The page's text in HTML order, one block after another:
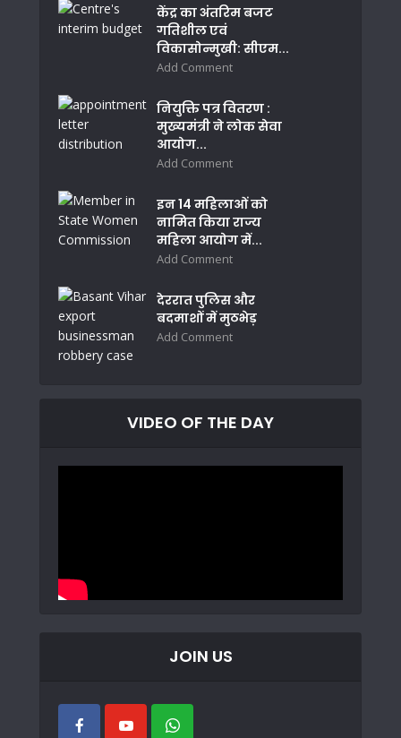
केंद्र का अंतरिम बजट
गतिशील एवं
विकासोन्मुखी: सीएम...
Add Comment
नियुक्ति पत्र वितरण :
मुख्यमंत्री ने लोक सेवा
आयोग...
Add Comment
इन 14 महिलाओं को
नामित किया राज्य
महिला आयोग में...
Add Comment
देररात पुलिस और
बदमाशों में मुठभेड़
Add Comment
VIDEO OF THE DAY
JOIN US